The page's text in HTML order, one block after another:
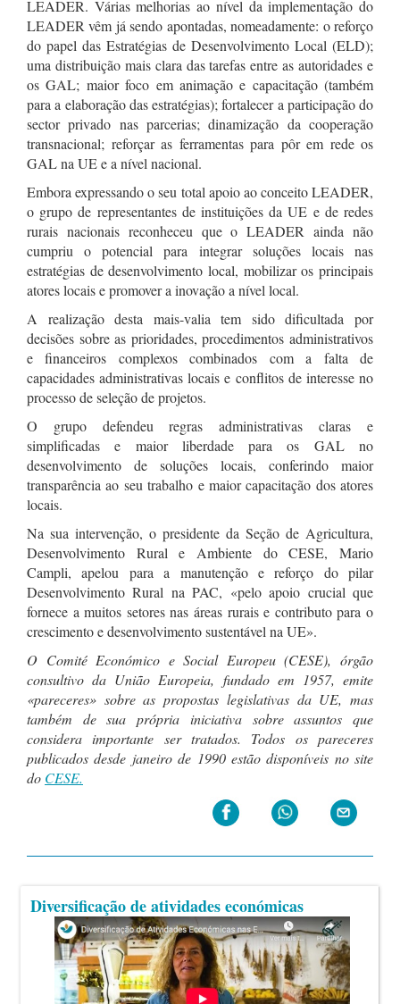
LEADER. Várias melhorias ao nível da implementação do
LEADER vêm já sendo apontadas, nomeadamente: o reforço
do papel das Estratégias de Desenvolvimento Local (ELD);
uma distribuição mais clara das tarefas entre as autoridades e
os GAL; maior foco em animação e capacitação (também
para a elaboração das estratégias); fortalecer a participação do
sector privado nas parcerias; dinamização da cooperação
transnacional; reforçar as ferramentas para pôr em rede os
GAL na UE e a nível nacional.
Embora expressando o seu total apoio ao conceito LEADER,
o grupo de representantes de instituições da UE e de redes
rurais nacionais reconheceu que o LEADER ainda não
cumpriu o potencial para integrar soluções locais nas
estratégias de desenvolvimento local, mobilizar os principais
atores locais e promover a inovação a nível local.
A realização desta mais-valia tem sido dificultada por
decisões sobre as prioridades, procedimentos administrativos
e financeiros complexos combinados com a falta de
capacidades administrativas locais e conflitos de interesse no
processo de seleção de projetos.
O grupo defendeu regras administrativas claras e
simplificadas e maior liberdade para os GAL no
desenvolvimento de soluções locais, conferindo maior
transparência ao seu trabalho e maior capacitação dos atores
locais.
Na sua intervenção, o presidente da Seção de Agricultura,
Desenvolvimento Rural e Ambiente do CESE, Mario
Campli, apelou para a manutenção e reforço do pilar
Desenvolvimento Rural na PAC, «pelo apoio crucial que
fornece a muitos setores nas áreas rurais e contributo para o
crescimento e desenvolvimento sustentável na UE».
O Comité Económico e Social Europeu (CESE), órgão
consultivo da União Europeia, fundado em 1957, emite
«pareceres» sobre as propostas legislativas da UE, mas
também de sua própria iniciativa sobre assuntos que
considera importante ser tratados. Todos os pareceres
publicados desde janeiro de 1990 estão disponíveis no site
do CESE.
Diversificação de atividades económicas